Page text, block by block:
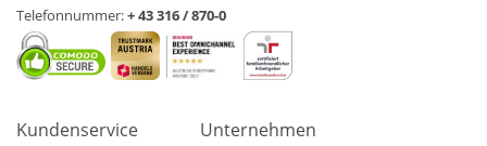
Telefonnummer:+ 43 316 / 870-0
Kundenservice Unternehmen